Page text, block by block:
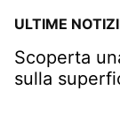
ULTIME
Scoperta
sulla